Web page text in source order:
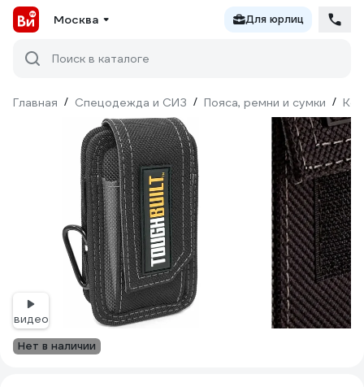
Москва Для юрлиц
Поиск в каталоге
Главная / Спецодежда и СИЗ / Пояса, ремни и сумки /
видео
Нет в наличии